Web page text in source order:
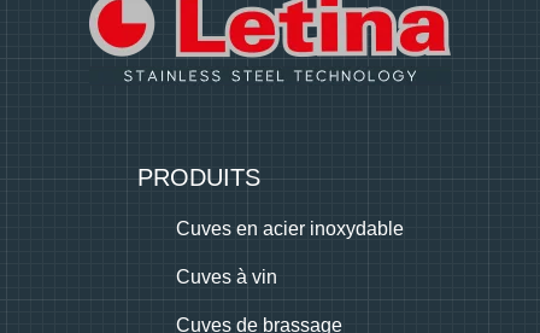
PRODUITS
Cuves en acier inoxydable
Cuves à vin
Cuves de brassage